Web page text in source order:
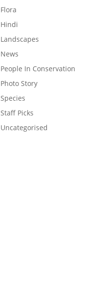
Flora
Hindi
Landscapes
News
People In Conservation
Photo Story
Species
Staff Picks
Uncategorised